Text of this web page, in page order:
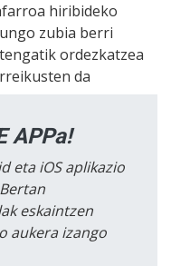
hiribideko
zubia berri
ordezkatzea
da
APPa!
eta iOS aplikazio
eskaintzen
aukera izango